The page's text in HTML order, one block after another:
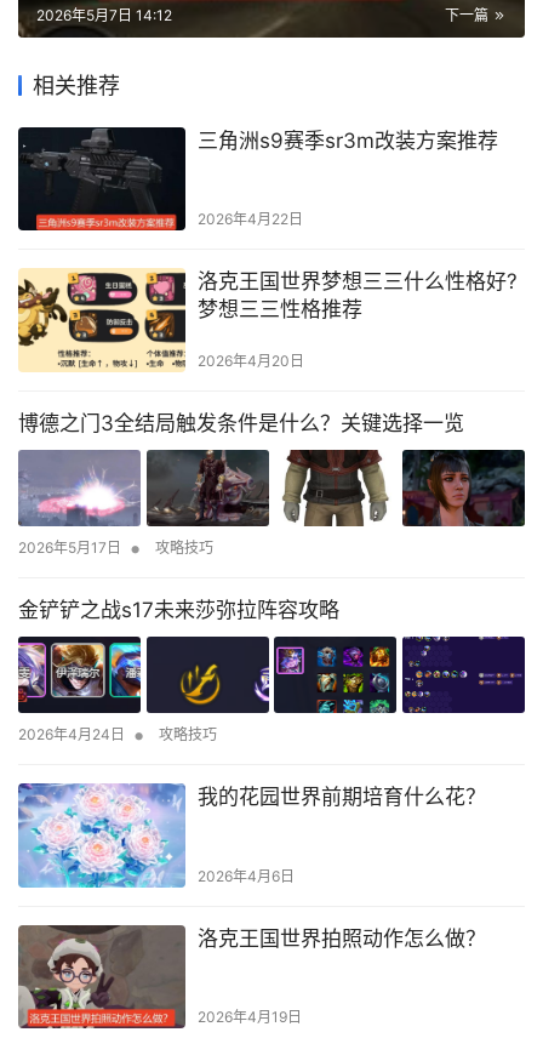
下一篇
2026年5月7日 14:12
相关推荐
三角洲s9赛季sr3m改装方案推荐
2026年4月22日
洛克王国世界梦想三三什么性格好?
梦想三三性格推荐
2026年4月20日
博德之门3全结局触发条件是什么？关键选择一览
2026年5月17日 • 攻略技巧
金铲铲之战s17未来莎弥拉阵容攻略
2026年4月24日 • 攻略技巧
我的花园世界前期培育什么花？
2026年4月6日
洛克王国世界拍照动作怎么做？
2026年4月19日